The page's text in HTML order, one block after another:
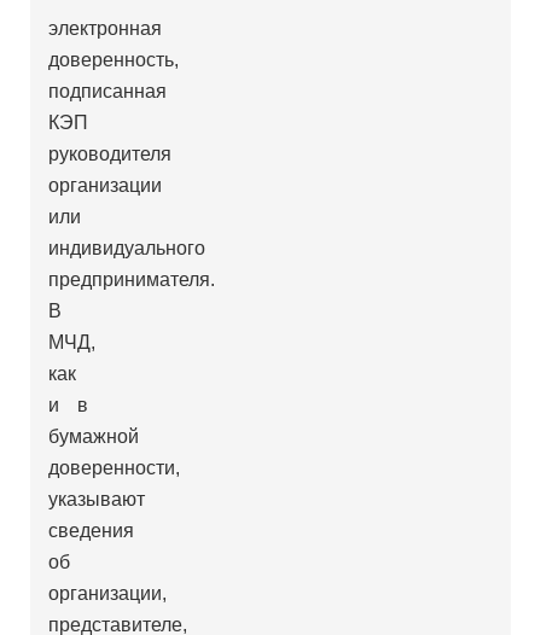
электронная
доверенность,
подписанная
КЭП
руководителя
организации
или
индивидуального
предпринимателя.
В
МЧД,
как
и в
бумажной
доверенности,
указывают
сведения
об
организации,
представителе,